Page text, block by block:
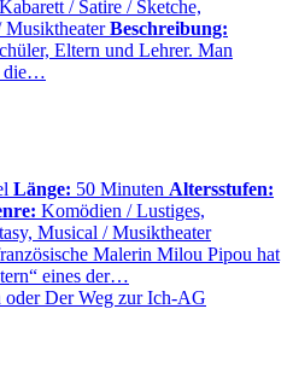
/ Satire / Sketche,
Beschreibung:
Eltern und Lehrer. Man
die…
Länge: 50 Minuten Altersstufen:
Komödien / Lustiges,
Musical / Musiktheater
Malerin Milou Pipou hat
eines der…